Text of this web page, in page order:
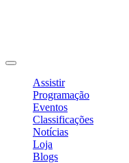
Assistir
Programação
Eventos
Classificações
Notícias
Loja
Blogs